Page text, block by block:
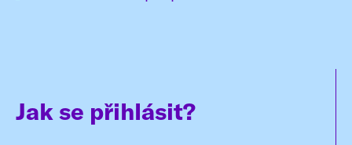
Jak se přihlásit?